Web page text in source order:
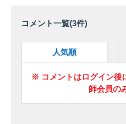
コメント一覧(3件)
人気順
※ コメントはログイン後
師会員の